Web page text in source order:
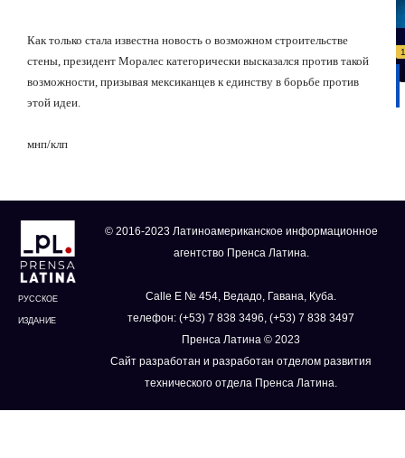
Как только стала известна новость о возможном строительстве
стены, президент Моралес категорически высказался против такой
возможности, призывая мексиканцев к единству в борьбе против
этой идеи.
мнп/клп
РУССКОЕ
ИЗДАНИЕ
© 2016-2023 Латиноамериканское информационное
агентство Пренса Латина.
Calle E № 454, Ведадо, Гавана, Куба.
телефон: (+53) 7 838 3496, (+53) 7 838 3497
Пренса Латина © 2023
Сайт разработан и разработан отделом развития
технического отдела Пренса Латина.